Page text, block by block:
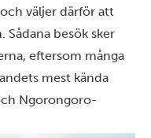
väljer därför att
Sådana besök sker
eftersom många
mest kända
Ngorongoro-